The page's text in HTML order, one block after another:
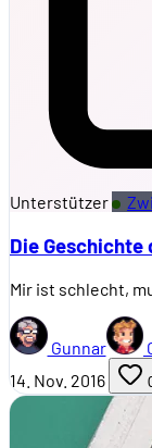
Unterstützer
Die
Mir ist schlecht,
Gunnar
14. Nov. 2016